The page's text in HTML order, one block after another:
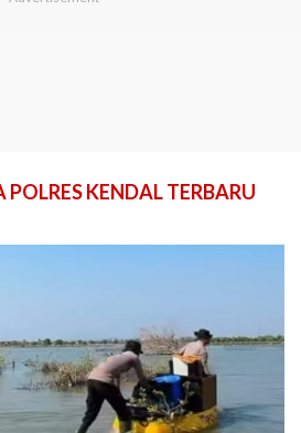
KENDAL TERBARU